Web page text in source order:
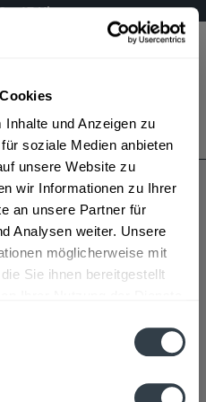
und Anzeigen zu
soziale Medien anbieten
unsere Website zu
wir Informationen zu Ihrer
an unsere Partner für
Analysen weiter. Unsere
möglicherweise mit
Sie ihnen bereitgestellt
– 17 Uhr
Bestellung widerrufen
Es gilt unsere Datenschutzerklärung
Regionen, Städten, Orten